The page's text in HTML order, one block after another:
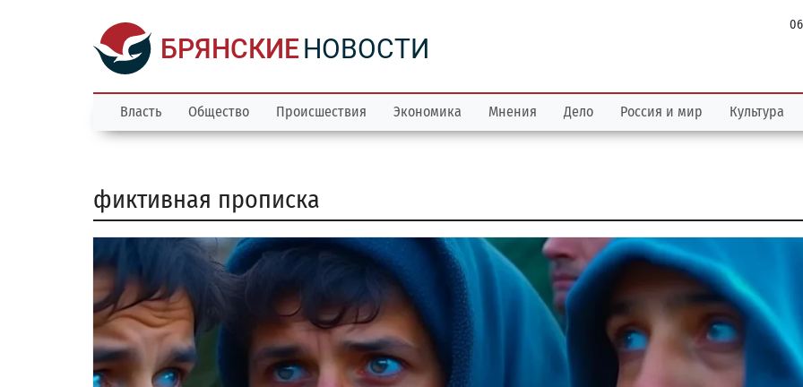
БРЯНСКИЕНОВОСТИ
Власть Общество Происшествия Экономика Мнения Дело Россия и мир Культура
фиктивная прописка